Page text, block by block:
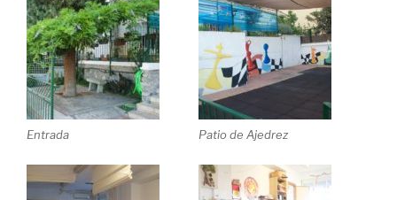
Entrada Patio de Ajedrez